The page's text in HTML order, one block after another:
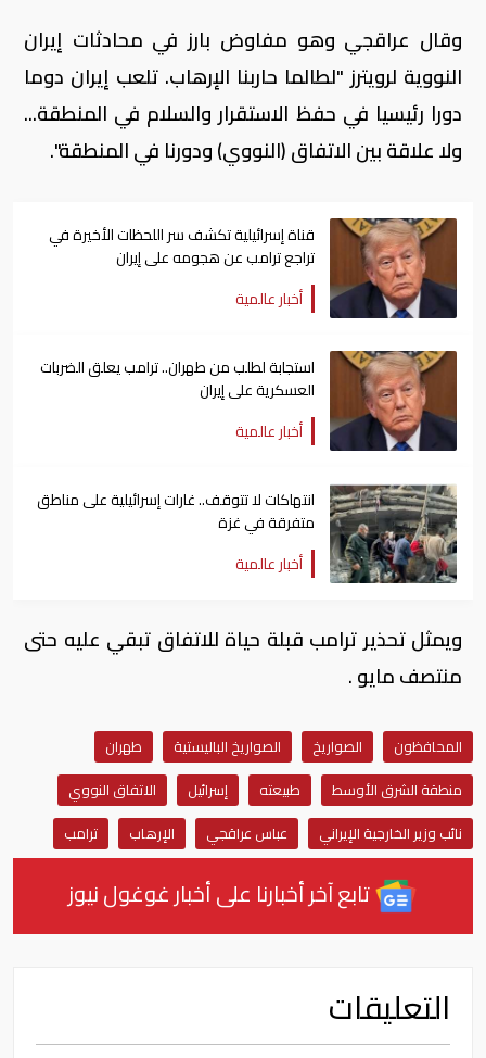
وقال عراقجي وهو مفاوض بارز في محادثات إيران
النووية لرويترز "لطالما حاربنا الإرهاب. تلعب إيران دوما
دورا رئيسيا في حفظ الاستقرار والسلام في المنطقة...
ولا علاقة بين الاتفاق (النووي) ودورنا في المنطقة".
قناة إسرائيلية تكشف سر اللحظات الأخيرة في
تراجع ترامب عن هجومه على إيران
أخبار عالمية
استجابة لطلب من طهران.. ترامب يعلق الضربات
العسكرية على إيران
أخبار عالمية
انتهاكات لا تتوقف.. غارات إسرائيلية على مناطق
متفرقة في غزة
أخبار عالمية
ويمثل تحذير ترامب قبلة حياة للاتفاق تبقي عليه حتى
منتصف مايو .
المحافظون الصواريخ الصواريخ الباليستية
طهران
منطقة الشرق الأوسط
طبيعته إسرائيل
الاتفاق النووي
نائب وزير الخارجية الإيراني
عباس عراقجي الإرهاب ترامب
تابع آخر أخبارنا على أخبار غوغول نيوز
التعليقات